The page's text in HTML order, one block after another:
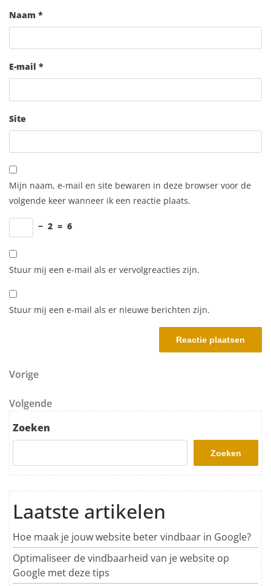
Naam *
E-mail *
Site
Mijn naam, e-mail en site bewaren in deze browser voor de
volgende keer wanneer ik een reactie plaats.
− 2 = 6
Stuur mij een e-mail als er vervolgreacties zijn.
Stuur mij een e-mail als er nieuwe berichten zijn.
Berichtnavigatie
Vorig bericht
Vorige
Volgend bericht
Volgende
Zoeken
Zoeken
Laatste artikelen
Hoe maak je jouw website beter vindbaar in Google?
Optimaliseer de vindbaarheid van je website op
Google met deze tips